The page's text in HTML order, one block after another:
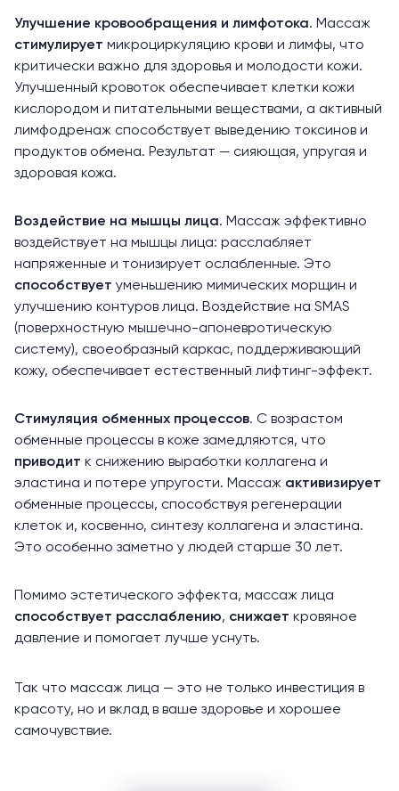
Улучшение кровообращения и лимфотока. Массаж
стимулирует микроциркуляцию крови и лимфы, что
критически важно для здоровья и молодости кожи.
Улучшенный кровоток обеспечивает клетки кожи
кислородом и питательными веществами, а активный
лимфодренаж способствует выведению токсинов и
продуктов обмена. Результат — сияющая, упругая и
здоровая кожа.
Воздействие на мышцы лица. Массаж эффективно
воздействует на мышцы лица: расслабляет
напряженные и тонизирует ослабленные. Это
способствует уменьшению мимических морщин и
улучшению контуров лица. Воздействие на SMAS
(поверхностную мышечно-апоневротическую
систему), своеобразный каркас, поддерживающий
кожу, обеспечивает естественный лифтинг-эффект.
Стимуляция обменных процессов. С возрастом
обменные процессы в коже замедляются, что
приводит к снижению выработки коллагена и
эластина и потере упругости. Массаж активизирует
обменные процессы, способствуя регенерации
клеток и, косвенно, синтезу коллагена и эластина.
Это особенно заметно у людей старше 30 лет.
Помимо эстетического эффекта, массаж лица
способствует расслаблению, снижает кровяное
давление и помогает лучше уснуть.
Так что массаж лица — это не только инвестиция в
красоту, но и вклад в ваше здоровье и хорошее
самочувствие.